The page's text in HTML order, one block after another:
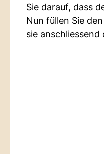
Sie darauf, dass
Nun füllen Sie
sie